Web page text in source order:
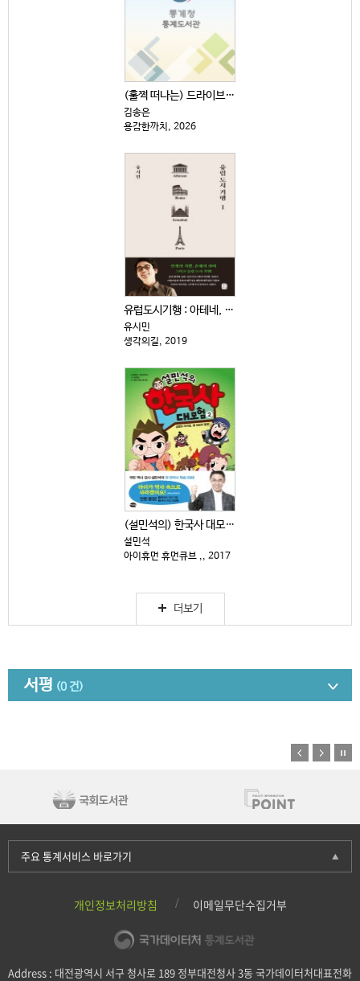
(훌쩍 떠나는) 드라이브 전국 일주
김송은
용감한까치, 2026
유럽도시기행 : 아테네, 로마, 이스탄불, 파리 . 1
유시민
생각의길, 2019
(설민석의) 한국사 대모험 : 설쌤의 라이벌, 황 대감...
설민석
아이휴먼 휴먼큐브 ,, 2017
더보기
서평 (0 건)
개인정보처리방침 이메일무단수집거부
Address : 대전광역시 서구 청사로 189 정부대전청사 3동 국가데이터처대표전화
주요 통계서비스 바로가기